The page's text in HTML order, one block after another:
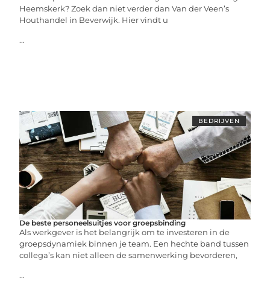
Heemskerk? Zoek dan niet verder dan Van der Veen’s
Houthandel in Beverwijk. Hier vindt u
...
BEDRIJVEN
De beste personeelsuitjes voor groepsbinding
Als werkgever is het belangrijk om te investeren in de
groepsdynamiek binnen je team. Een hechte band tussen
collega’s kan niet alleen de samenwerking bevorderen,
...